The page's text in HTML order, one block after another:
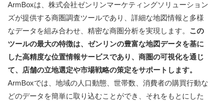
ArmBoxは、株式会社ゼンリンマーケティングソリューション
ズが提供する商圏調査ツールであり、詳細な地図情報と多様
なデータを組み合わせ、精密な商圏分析を実現します。 この
ツールの最大の特徴は、ゼンリンの豊富な地図データを基に
した高精度な位置情報サービスであり、商圏の可視化を通じ
て、店舗の立地選定や市場戦略の策定をサポートします。
ArmBoxでは、地域の人口動態、世帯数、消費者の購買行動な
どのデータを簡単に取り込むことができ、それをもとにした